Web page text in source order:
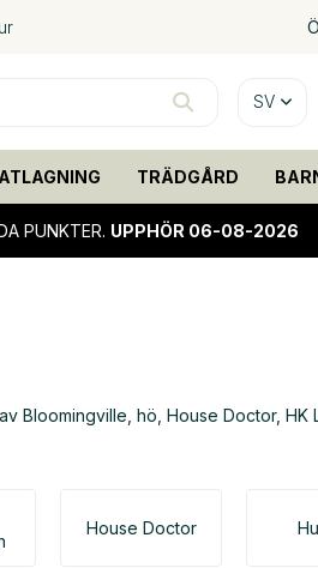
SV
TRÄDGÅRD
PUNKTER. UPPHÖR 06-08-2026
Bloomingville, hö, House Doctor,
House Doctor